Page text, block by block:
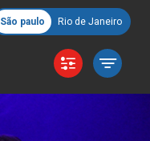
São paulo Rio de Janeiro